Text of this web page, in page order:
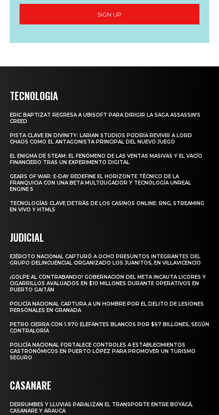
SIGN UP
TECNOLOGIA
ERIC BAPTIZAT REGRESA A UBISOFT PARA DIRIGIR LA SAGA ASSASSIN’S
CREED
PISTA CLAVE EN DIVINITY: LARIAN STUDIOS PODRÍA REVIVIR A LORD
CHAOS COMO EL ANTAGONISTA PRINCIPAL DEL NUEVO JUEGO
EL ENIGMA DE STEAM: EL FENÓMENO DE LAS VENTAS MASIVAS Y EL VACÍO
FINANCIERO TRAS UN EXPERIMENTO DIGITAL
GEARS OF WAR: E-DAY REDEFINE EL HORIZONTE TÉCNICO DE LA
FRANQUICIA CON UNA BETA MULTIJUGADOR Y TECNOLOGÍA UNREAL
ENGINE 5
TECNOLOGÍAS CLAVE DETRÁS DE LOS CASINOS ONLINE: RNG, STREAMING
EN VIVO Y HTML5
JUDICIAL
EJÉRCITO NACIONAL CAPTURÓ A OCHO PRESUNTOS INTEGRANTES DEL
GRUPO DELINCUENCIAL ORGANIZADO LOS JUANITOS, EN VILLAVICENCIO
¡GOLPE AL CONTRABANDO! GOBERNACIÓN DEL META INCAUTA LICORES Y
CIGARRILLOS AVALUADOS EN $10 MILLONES DURANTE OPERATIVOS EN
PUERTO GAITÁN
POLICÍA NACIONAL CAPTURA A UN HOMBRE POR EL DELITO DE LESIONES
PERSONALES EN GRANADA
PETRO CIERRA CON 1.970 ELEFANTES BLANCOS POR $67 BILLONES, SEGÚN
CONTRALORÍA
POLICÍA NACIONAL FORTALECE CONTROLES A ESTABLECIMIENTOS
GASTRONÓMICOS EN PUERTO LÓPEZ PARA PROMOVER UN TURISMO
SEGURO
CASANARE
DERRUMBES Y LLUVIAS PARALIZAN EL TRANSPORTE ENTRE BOYACÁ,
CASANARE Y ARAUCA